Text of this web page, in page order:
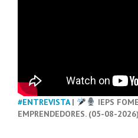
#ENTREVISTA|
IEPS
EMPRENDEDORES. (05-08-2026)